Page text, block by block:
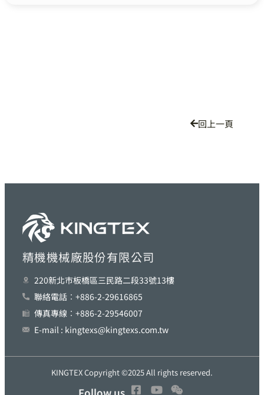
回上一頁
精機機械廠股份有限公司
220新北巿板橋區三民路二段33號13樓
聯絡電話︰+886-2-29616865
傳真專線︰+886-2-29546007
E-mail : kingtexs@kingtexs.com.tw
KINGTEX Copyright ©2025 All rights reserved.